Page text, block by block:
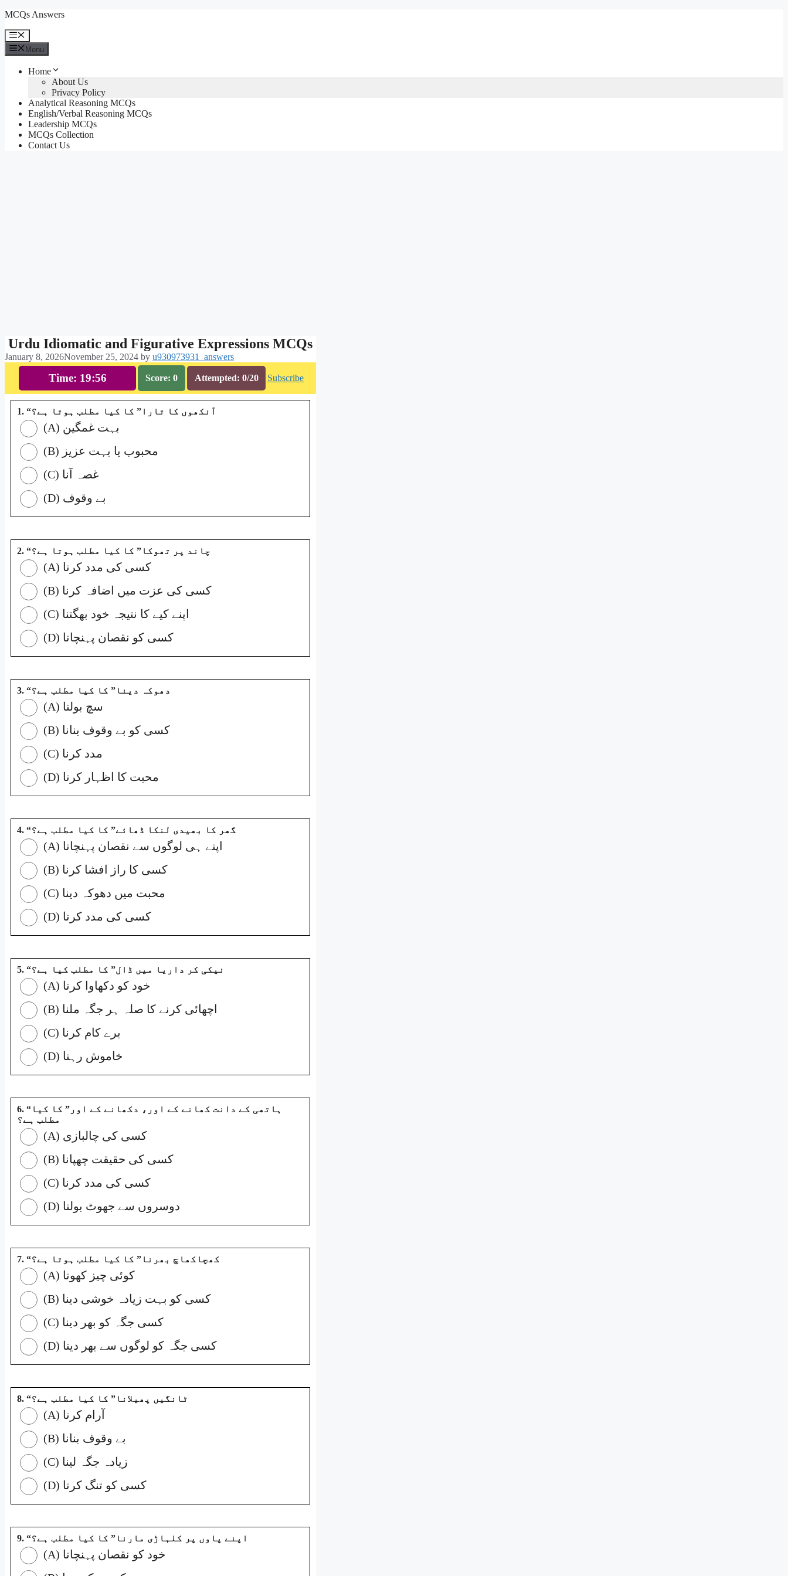
Skip
content
MCQs Answers
Menu
Menu
Home
About Us
Privacy Policy
Analytical Reasoning MCQs
English/Verbal Reasoning MCQs
Leadership MCQs
MCQs Collection
Contact Us
Urdu Idiomatic and Figurative Expressions MCQs
January 8, 2026November 25, 2024 by u930973931_answers
Time: 19:55 Score: 0 Attempted: 0/20 Subscribe
1. “آنکھوں کا تارا” کا کیا مطلب ہوتا ہے؟
(A) بہت غمگین
(B) محبوب یا بہت عزیز
(C) غصہ آنا
(D) بے وقوف
2. “چاند پر تھوکا” کا کیا مطلب ہوتا ہے؟
(A) کسی کی مدد کرنا
(B) کسی کی عزت میں اضافہ کرنا
(C) اپنے کیے کا نتیجہ خود بھگتنا
(D) کسی کو نقصان پہنچانا
3. “دھوکہ دینا” کا کیا مطلب ہے؟
(A) سچ بولنا
(B) کسی کو بے وقوف بنانا
(C) مدد کرنا
(D) محبت کا اظہار کرنا
4. “گھر کا بھیدی لنکا ڈھائے” کا کیا مطلب ہے؟
(A) اپنے ہی لوگوں سے نقصان پہنچانا
(B) کسی کا راز افشا کرنا
(C) محبت میں دھوکہ دینا
(D) کسی کی مدد کرنا
5. “نیکی کر داریا میں ڈال” کا مطلب کیا ہے؟
(A) خود کو دکھاوا کرنا
(B) اچھائی کرنے کا صلہ ہر جگہ ملنا
(C) برے کام کرنا
(D) خاموش رہنا
6. “ہاتھی کے دانت کھانے کے اور، دکھانے کے اور” کا کیا
مطلب ہے؟
(A) کسی کی چالبازی
(B) کسی کی حقیقت چھپانا
(C) کسی کی مدد کرنا
(D) دوسروں سے جھوٹ بولنا
7. “کھچاکھاچ بھرنا” کا کیا مطلب ہوتا ہے؟
(A) کوئی چیز کھونا
(B) کسی کو بہت زیادہ خوشی دینا
(C) کسی جگہ کو بھر دینا
(D) کسی جگہ کو لوگوں سے بھر دینا
8. “ٹانگیں پھیلانا” کا کیا مطلب ہے؟
(A) آرام کرنا
(B) بے وقوف بنانا
(C) زیادہ جگہ لینا
(D) کسی کو تنگ کرنا
9. “اپنے پاوں پر کلہاڑی مارنا” کا کیا مطلب ہے؟
(A) خود کو نقصان پہنچانا